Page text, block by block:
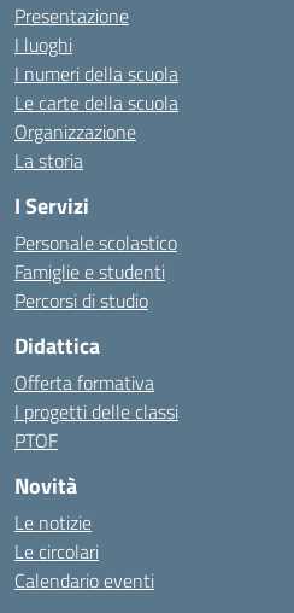
Presentazione
I luoghi
I numeri della scuola
Le carte della scuola
Organizzazione
La storia
I Servizi
Personale scolastico
Famiglie e studenti
Percorsi di studio
Didattica
Offerta formativa
I progetti delle classi
PTOF
Novità
Le notizie
Le circolari
Calendario eventi